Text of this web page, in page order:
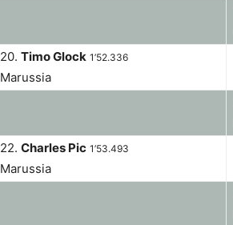
20. Timo Glock 1’52.336
Marussia
22. Charles Pic 1’53.493
Marussia